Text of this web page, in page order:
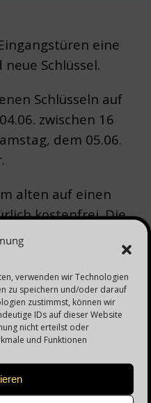
verwenden wir Technologien
zu speichern und/oder darauf
zustimmst, können wir
IDs auf dieser Website
nicht erteilst oder
und Funktionen
eine
Schlüssel.
Schlüsseln auf
zwischen 16
dem 05.06.
alten auf einen
kostenfrei. Die
Schlüssel
dies dann für 5€
nicht
dann beim
ausgeben